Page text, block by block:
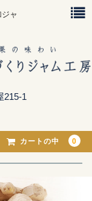
ャ
215-1
カートの中 0